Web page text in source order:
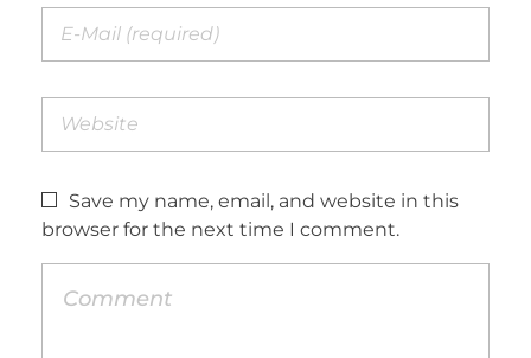
Save my name, email, and website in this
browser for the next time I comment.